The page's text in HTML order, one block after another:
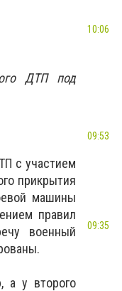
ДТП под
с участием
прикрытия
машины
правил
военный
а у второго
10:06
09:53
09:35